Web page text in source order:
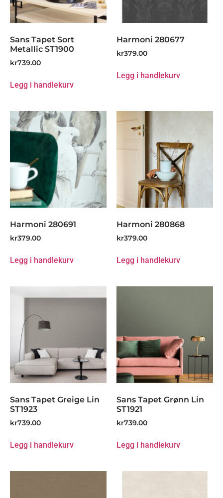
Sans Tapet Sort
Metallic ST1900
kr739.00
Legg i handlekurv
Harmoni 280677
kr379.00
Legg i handlekurv
Harmoni 280691
kr379.00
Legg i handlekurv
Harmoni 280868
kr379.00
Legg i handlekurv
Sans Tapet Greige Lin
ST1923
kr739.00
Legg i handlekurv
Sans Tapet Grønn Lin
ST1921
kr739.00
Legg i handlekurv